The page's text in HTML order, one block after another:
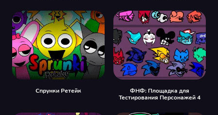
Спрунки Ретейк
ФНФ: Площадка для
Тестирования Персонажей 4